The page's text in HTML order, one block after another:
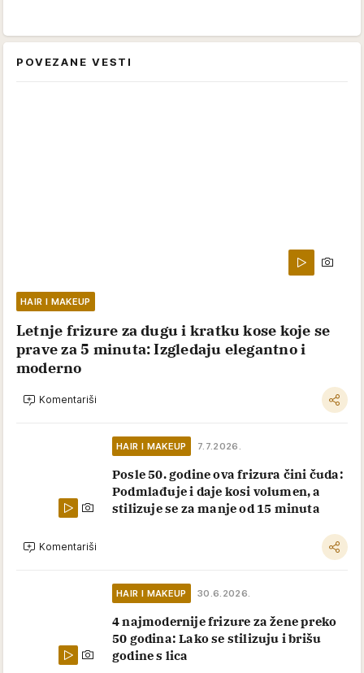
POVEZANE VESTI
HAIR I MAKEUP
Letnje frizure za dugu i kratku kose koje se
prave za 5 minuta: Izgledaju elegantno i
moderno
Komentariši
HAIR I MAKEUP 7.7.2026.
Posle 50. godine ova frizura čini čuda:
Podmlađuje i daje kosi volumen, a
stilizuje se za manje od 15 minuta
Komentariši
HAIR I MAKEUP 30.6.2026.
4 najmodernije frizure za žene preko
50 godina: Lako se stilizuju i brišu
godine s lica